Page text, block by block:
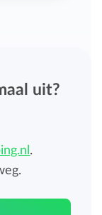
uit?
.